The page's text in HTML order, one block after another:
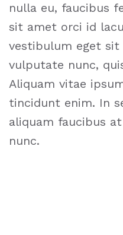
nulla eu, faucibus
sit amet orci id
vestibulum eget
vulputate nunc,
Aliquam vitae
tincidunt enim. In
aliquam faucibus
nunc.